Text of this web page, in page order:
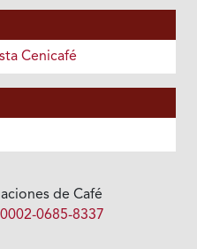
Cenicafé
de Café
0685-8337